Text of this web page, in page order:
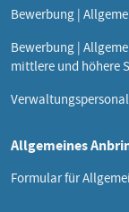
Bewerbung |
Bewerbung |
mittlere und höhere
Verwaltungspersonal
Allgemeines
Formular für